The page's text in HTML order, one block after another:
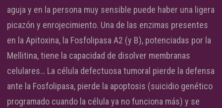
aguja y en la persona muy sensible puede haber una ligera
picazón y enrojecimiento. Una de las enzimas presentes
en la Apitoxina, la Fosfolipasa A2 (y B), potenciadas por la
Mellitina, tiene la capacidad de disolver membranas
celulares… La célula defectuosa tumoral pierde la defensa
ante la Fosfolipasa, pierde la apoptosis (suicidio genético
programado cuando la célula ya no funciona más) y se